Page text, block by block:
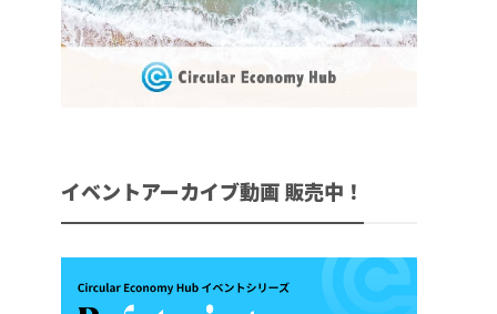
イベントアーカイブ動画 販売中！